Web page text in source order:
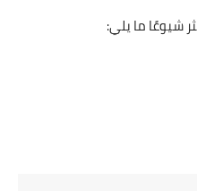
شيوعًا ما يلي: